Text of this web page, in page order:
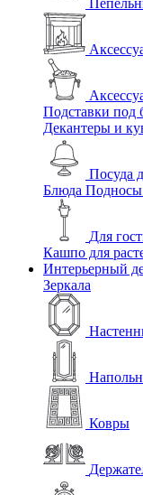
Подставки под
Декантеры и
Посуда
Блюда Подносы
Для
Кашпо для
Интерьерный
Зеркала
Ковры